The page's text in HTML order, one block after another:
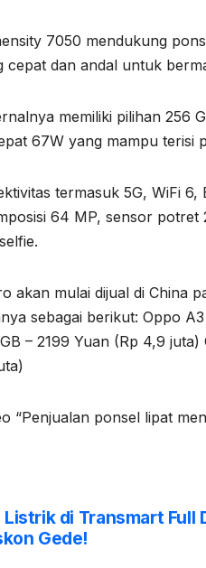
7050 mendukung
cepat dan andal untuk
memiliki pilihan 256
67W yang mampu terisi
termasuk 5G, WiFi
64 MP, sensor
akan mulai dijual di China
sebagai berikut: Oppo
– 2199 Yuan (Rp 4,9
“Penjualan ponsel lipat
Listrik di Transmart Full
Gede!